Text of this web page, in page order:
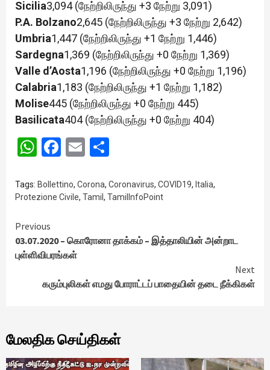
Sicilia3,094 (நேற்றிலிருந்து +3 நேற்று 3,091)
P.A. Bolzano2,645 (நேற்றிலிருந்து +3 நேற்று 2,642)
Umbria1,447 (நேற்றிலிருந்து +1 நேற்று 1,446)
Sardegna1,369 (நேற்றிலிருந்து +0 நேற்று 1,369)
Valle d’Aosta1,196 (நேற்றிலிருந்து +0 நேற்று 1,196)
Calabria1,183 (நேற்றிலிருந்து +1 நேற்று 1,182)
Molise445 (நேற்றிலிருந்து +0 நேற்று 445)
Basilicata404 (நேற்றிலிருந்து +0 நேற்று 404)
WhatsApp
Facebook
Email
Tags: Bollettino, Corona, Coronavirus, COVID19, Italia,
Protezione Civile, Tamil , TamilInfoPoint
Continue
Reading
Previous
03.07.2020 – கொரோனா தாக்கம் – இத்தாலியின் அன்றாட
புள்ளிவிபரங்கள்
Next
கரும்புலிகள் எமது போராட்டப் பாதையின் தடை நீக்கிகள்
மேலதிக செய்திகள்